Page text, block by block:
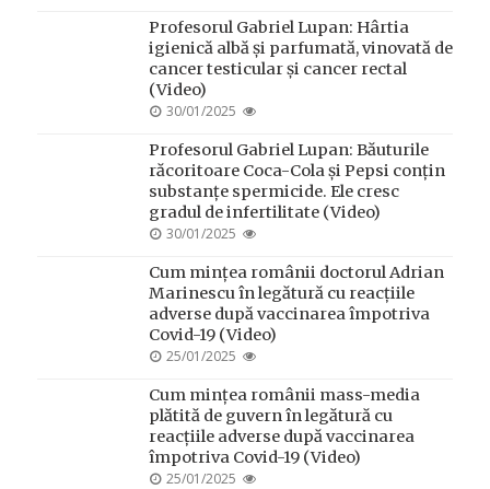
Profesorul Gabriel Lupan: Hârtia
igienică albă și parfumată, vinovată de
cancer testicular și cancer rectal
(Video)
POSTED
30/01/2025
Profesorul Gabriel Lupan: Băuturile
răcoritoare Coca-Cola și Pepsi conțin
substanțe spermicide. Ele cresc
gradul de infertilitate (Video)
POSTED
30/01/2025
Cum mințea românii doctorul Adrian
Marinescu în legătură cu reacțiile
adverse după vaccinarea împotriva
Covid-19 (Video)
POSTED
25/01/2025
Cum mințea românii mass-media
plătită de guvern în legătură cu
reacțiile adverse după vaccinarea
împotriva Covid-19 (Video)
POSTED
25/01/2025